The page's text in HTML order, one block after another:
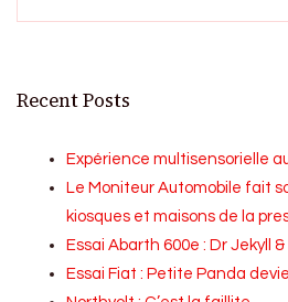
Recent Posts
Expérience multisensorielle
Le Moniteur Automobile fait
kiosques et maisons de la
Essai Abarth 600e : Dr Jekyll &
Essai Fiat : Petite Panda